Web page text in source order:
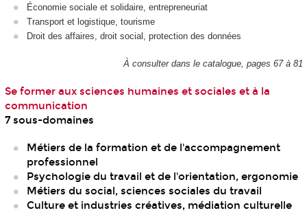
Économie sociale et solidaire, entrepreneuriat
Transport et logistique, tourisme
Droit des affaires, droit social, protection des données
À consulter dans le catalogue, pages 67 à 81
Se former aux sciences humaines et sociales et à la
communication
7 sous-domaines
Métiers de la formation et de l'accompagnement
professionnel
Psychologie du travail et de l'orientation, ergonomie
Métiers du social, sciences sociales du travail
Culture et industries créatives, médiation culturelle